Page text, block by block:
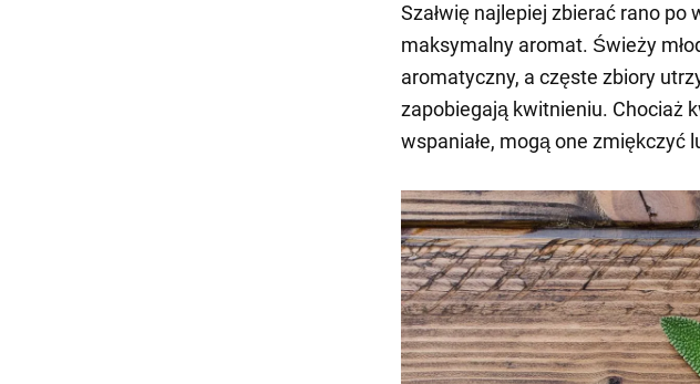
Szałwię najlepiej zbierać rano po
maksymalny aromat. Świeży
aromatyczny, a częste zbiory
zapobiegają kwitnieniu. Chociaż
wspaniałe, mogą one zmiękczyć